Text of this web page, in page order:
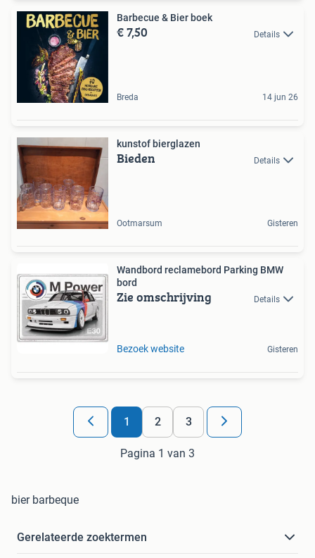
Barbecue & Bier boek
€ 7,50 Details
Breda 14 jun 26
kunstof bierglazen
Bieden Details
Ootmarsum Gisteren
Wandbord reclamebord Parking BMW
bord
Zie omschrijving Details
Bezoek website Gisteren
1 2 3
Pagina 1 van 3
bier barbeque
Gerelateerde zoektermen